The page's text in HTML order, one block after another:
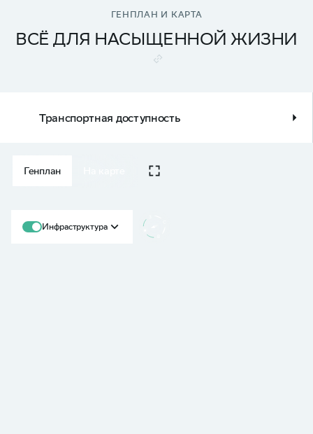
ГЕНПЛАН И КАРТА
ВСЁ ДЛЯ НАСЫЩЕННОЙ ЖИЗНИ
Транспортная доступность
Генплан
Инфраструктура